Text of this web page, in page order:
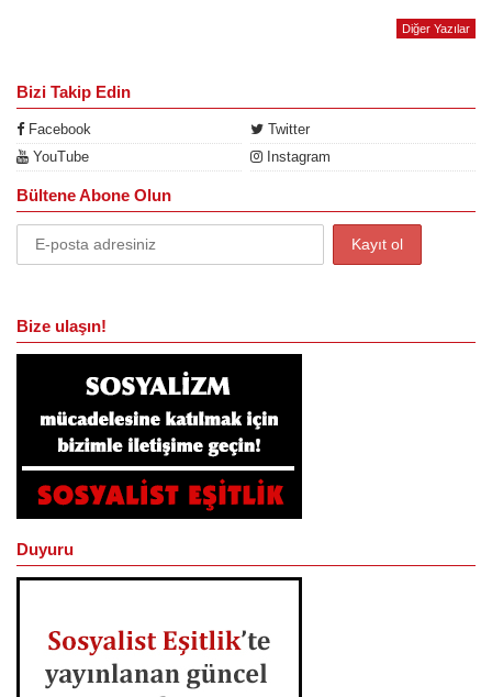
Diğer Yazılar
Bizi Takip Edin
Facebook
Twitter
YouTube
Instagram
Bültene Abone Olun
Bize ulaşın!
Duyuru